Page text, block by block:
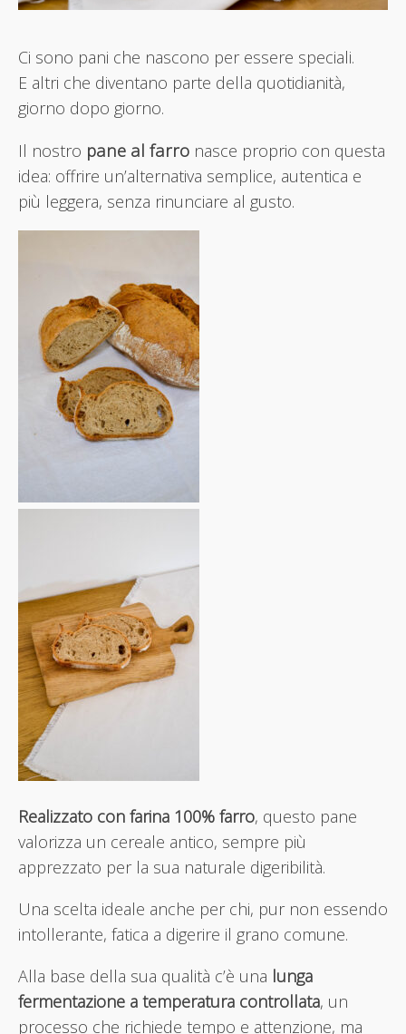
Ci sono pani che nascono per essere speciali.
E altri che diventano parte della quotidianità,
giorno dopo giorno.
Il nostro pane al farro nasce proprio con questa
idea: offrire un’alternativa semplice, autentica e
più leggera, senza rinunciare al gusto.
Realizzato con farina 100% farro, questo pane
valorizza un cereale antico, sempre più
apprezzato per la sua naturale digeribilità.
Una scelta ideale anche per chi, pur non essendo
intollerante, fatica a digerire il grano comune.
Alla base della sua qualità c’è una lunga
fermentazione a temperatura controllata, un
processo che richiede tempo e attenzione, ma